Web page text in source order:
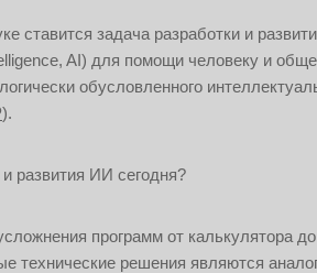
ставится задача разработки и
AI) для помощи человеку и
обусловленного
).
развития ИИ сегодня?
программ от калькулятора
технические решения являются